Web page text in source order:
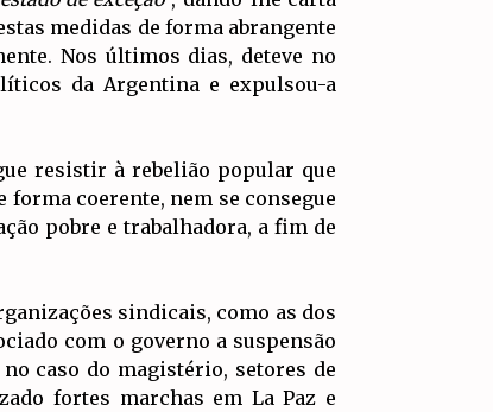
medidas de forma abrangente
Nos últimos dias, deteve no
da Argentina e expulsou-a
resistir à rebelião popular que
coerente, nem se consegue
pobre e trabalhadora, a fim de
sindicais, como as dos
com o governo a suspensão
caso do magistério, setores de
fortes marchas em La Paz e